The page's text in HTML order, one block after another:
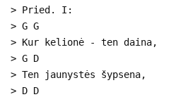
> Pried. I:
> G G
> Kur kelionė - ten daina,
> G D
> Ten jaunystės šypsena,
> D D